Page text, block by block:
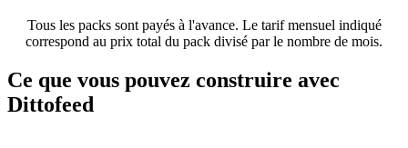
Tous les packs sont payés à l'avance. Le tarif mensuel indiqué
correspond au prix total du pack divisé par le nombre de mois.
Ce que vous pouvez construire avec
Dittofeed